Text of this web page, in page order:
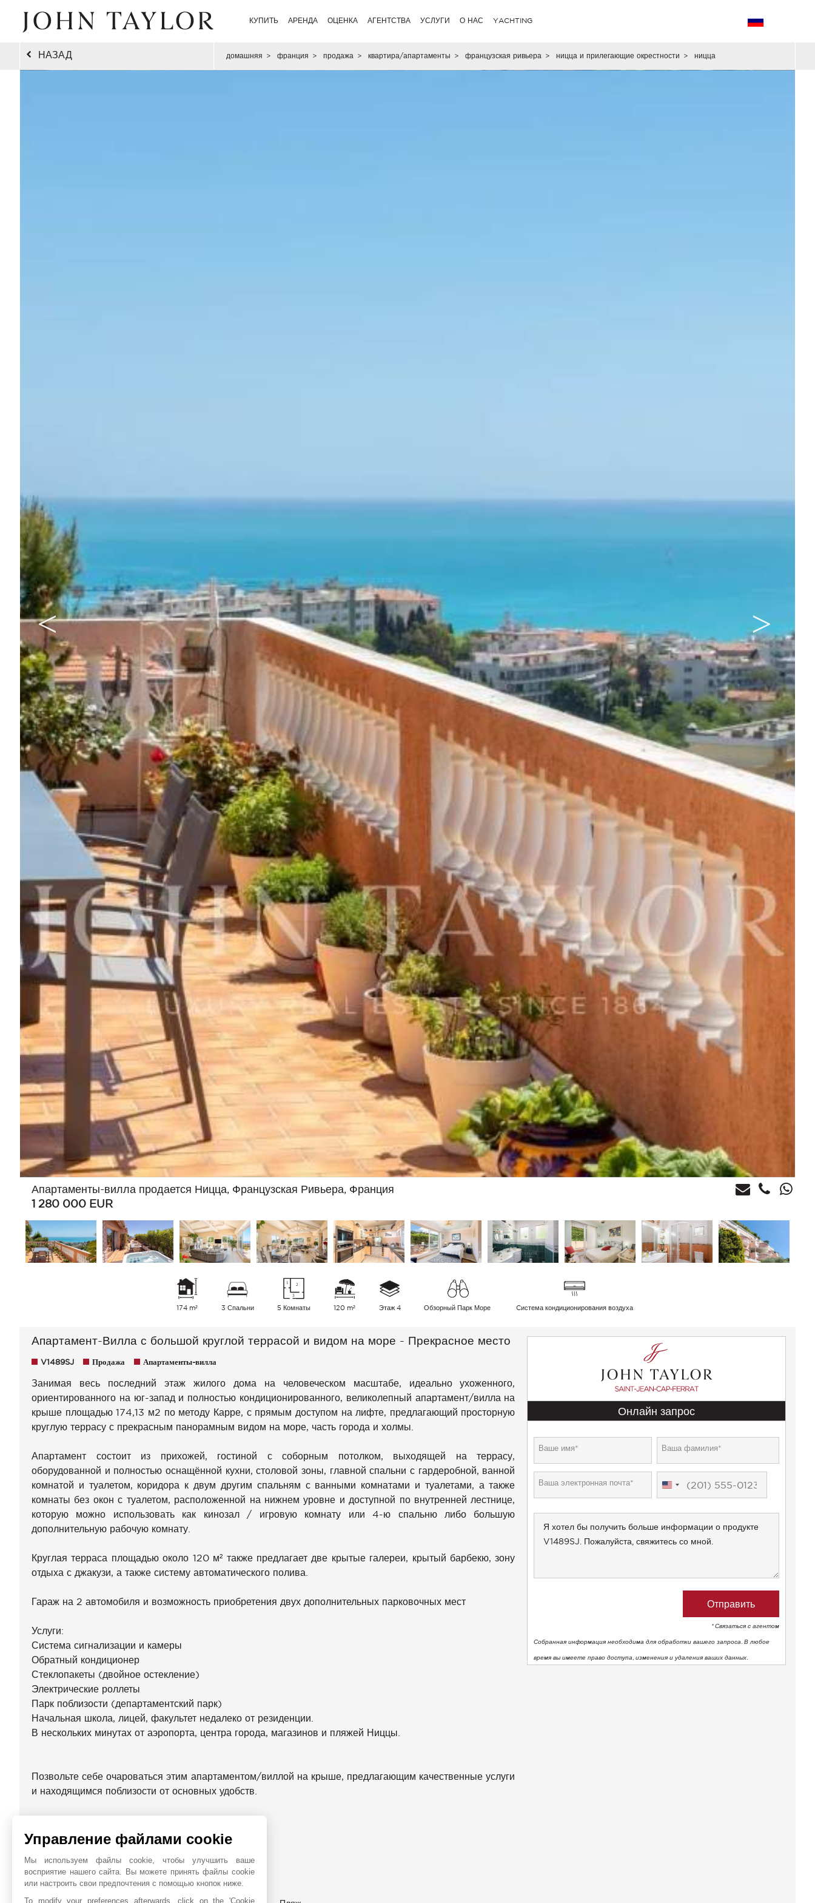
КУПИТЬ АРЕНДА ОЦЕНКА АГЕНТСТВА УСЛУГИ О НАС YACHTING
НАЗАД домашняя > франция > продажа > квартира/апартаменты > французская ривьера > ницца и прилегающие окрестности > ницца
Апартаменты-вилла продается Ницца, Французская Ривьера, Франция
1 280 000 EUR
174 m² 3 Спальни 5 Комнаты 120 m² Этаж 4 Обзорный Парк Море Cистема кондиционирования воздуха
Апартамент-Вилла с большой круглой террасой и видом на море - Прекрасное место
V1489SJ Продажа Апартаменты-вилла
Занимая весь последний этаж жилого дома на человеческом масштабе, идеально ухоженного,
ориентированного на юг-запад и полностью кондиционированного, великолепный апартамент/вилла на
крыше площадью 174,13 м2 по методу Карре, с прямым доступом на лифте, предлагающий просторную
круглую террасу с прекрасным панорамным видом на море, часть города и холмы.
Апартамент состоит из прихожей, гостиной с соборным потолком, выходящей на террасу,
оборудованной и полностью оснащённой кухни, столовой зоны, главной спальни с гардеробной, ванной
комнатой и туалетом, коридора к двум другим спальням с ванными комнатами и туалетами, а также
комнаты без окон с туалетом, расположенной на нижнем уровне и доступной по внутренней лестнице,
которую можно использовать как кинозал / игровую комнату или 4-ю спальню либо большую
дополнительную рабочую комнату.
Круглая терраса площадью около 120 м² также предлагает две крытые галереи, крытый барбекю, зону
отдыха с джакузи, а также систему автоматического полива.
Гараж на 2 автомобиля и возможность приобретения двух дополнительных парковочных мест
Услуги:
Система сигнализации и камеры
Обратный кондиционер
Стеклопакеты (двойное остекление)
Электрические роллеты
Парк поблизости (департаментский парк)
Начальная школа, лицей, факультет недалеко от резиденции.
В нескольких минутах от аэропорта, центра города, магазинов и пляжей Ниццы.
Позвольте себе очароваться этим апартаментом/виллой на крыше, предлагающим качественные услуги
и находящимся поблизости от основных удобств.
ЭНЕРГЕТИЧЕСКАЯ ДИАГНОСТИКА
БЛИЖАЙШИЕ ОКРЕСТНОСТИ
Онлайн запрос
United
* Связаться с агентом
Собранная информация необходима для обработки вашего запроса. В любое
время вы имеете право доступа, изменения и удаления ваших данных.
Управление файлами cookie
Мы используем файлы cookie, чтобы улучшить ваше
восприятие нашего сайта. Вы можете принять файлы cookie
или настроить свои предпочтения с помощью кнопок ниже.
To modify your preferences afterwards, click on the 'Cookie